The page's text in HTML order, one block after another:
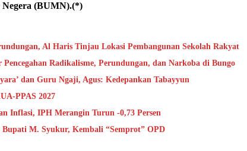
Negera (BUMN).(*)
Al Haris Tinjau Lokasi Pembangunan Sekolah Rakyat
Radikalisme, Perundungan, dan Narkoba di Bungo
dan Guru Ngaji, Agus: Kedepankan Tabayyun
PPAS 2027
Inflasi, IPH Merangin Turun -0,73 Persen
M. Syukur, Kembali “Semprot” OPD